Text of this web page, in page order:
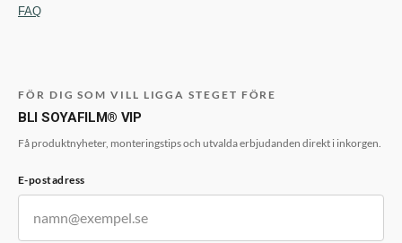
FAQ
FÖR DIG SOM VILL LIGGA STEGET FÖRE
BLI SOYAFILM® VIP
Få produktnyheter, monteringstips och utvalda erbjudanden direkt i inkorgen.
E-postadress